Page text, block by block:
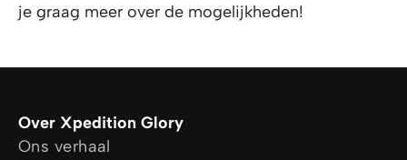
je graag meer over de mogelijkheden!
Over Xpedition Glory
Ons verhaal